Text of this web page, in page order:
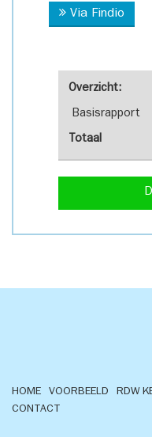
Overzicht:
Basisrapport
Totaal
Via Findio
HOME VOORBEELD RDW
CONTACT